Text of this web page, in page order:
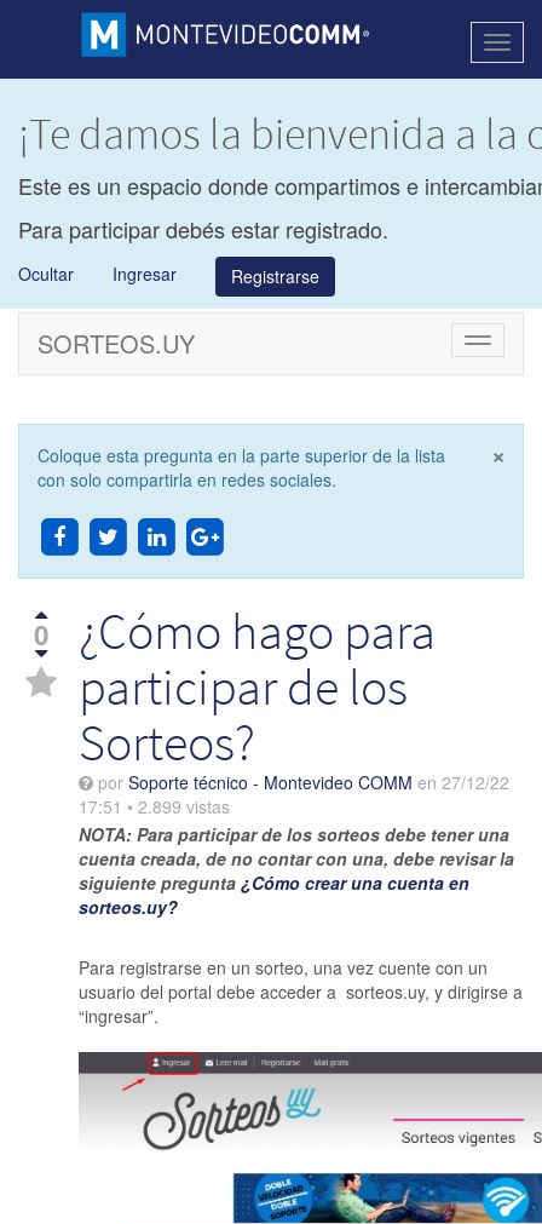
¡Te damos la bienvenida a
Este es un espacio donde compartimos e
Para participar debés estar registrado.
Ocultar Ingresar Registrarse
Cambiar
SORTEOS.UY
×
Coloque esta pregunta en la parte superior de la lista
con solo compartirla en redes sociales.
0
¿Cómo hago para
participar de los
Sorteos?
por Soporte técnico - Montevideo COMM en 27/12/22
17:51 • 2.899 vistas
NOTA: Para participar de los sorteos debe tener una
cuenta creada, de no contar con una, debe revisar la
siguiente pregunta ¿Cómo crear una cuenta en
sorteos.uy?
Para registrarse en un sorteo, una vez cuente con un
usuario del portal debe acceder a sorteos.uy, y dirigirse a
“ingresar”.